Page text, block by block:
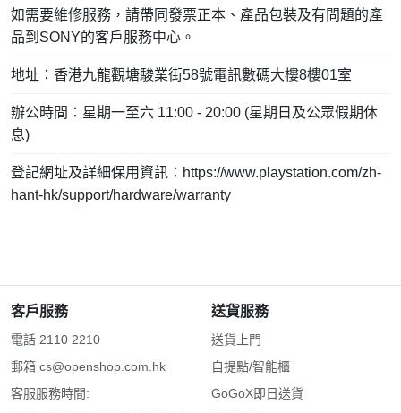
如需要維修服務，請帶同發票正本、產品包裝及有問題的產
品到SONY的客戶服務中心。
地址：香港九龍觀塘駿業街58號電訊數碼大樓8樓01室
辦公時間：星期一至六 11:00 - 20:00 (星期日及公眾假期休
息)
登記網址及詳細保用資訊： https://www.playstation.com/zh-
hant-hk/support/hardware/warranty
客戶服務
電話 2110 2210
郵箱 cs@openshop.com.hk
客服服務時間:
送貨服務
送貨上門
自提點/智能櫃
GoGoX即日送貨